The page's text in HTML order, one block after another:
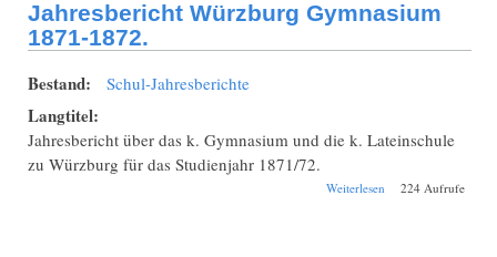
Jahresbericht Würzburg Gymnasium
1871-1872.
Bestand: Schul-Jahresberichte
Langtitel:
Jahresbericht über das k. Gymnasium und die k. Lateinschule
zu Würzburg für das Studienjahr 1871/72.
Weiterlesen über Jahresbericht
224 Aufrufe